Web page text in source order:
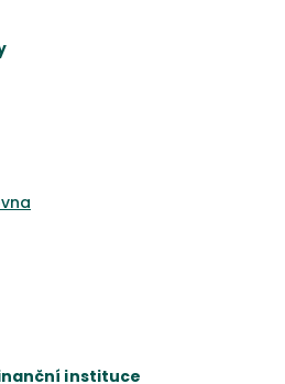
instituce